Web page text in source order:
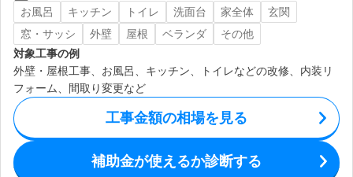
お風呂
キッチン トイレ 洗面台 家全体
玄関
窓・サッシ
外壁 屋根 ベランダ
その他
対象工事の例
外壁・屋根工事、お風呂、キッチン、トイレなどの改修、内装リ
フォーム、間取り変更など
工事金額の相場を見る
補助金が使えるか診断する